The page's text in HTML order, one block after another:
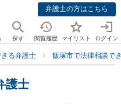
弁護士の方はこちら
探す 閲覧履歴 マイリスト ログイン
る弁護士 飯塚市で法律相談で
護士